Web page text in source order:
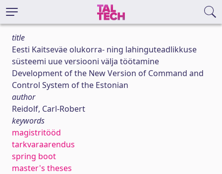
title
Eesti Kaitseväe olukorra- ning lahinguteadlikkuse
süsteemi uue versiooni välja töötamine
Development of the New Version of Command and
Control System of the Estonian
author
Reidolf, Carl-Robert
keywords
magistritööd
tarkvaraarendus
spring boot
master's theses